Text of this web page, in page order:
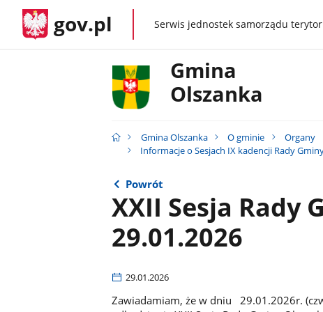
gov.pl gov.plSerwis jednostek samorządu
Gmina
Olszanka
Gmina Olszanka O gminie Organy
Informacje o Sesjach IX kadencji Rady
Powrót
XXII Sesja Rady
29.01.2026
29.01.2026
Zawiadamiam, że w dniu 29.01.2026r.